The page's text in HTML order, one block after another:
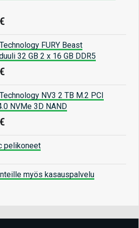
FURY Beast
32 GB 2 x 16 GB DDR5
NV3 2 TB M.2 PCI
NVMe 3D NAND
pelikoneet
myös kasauspalvelu